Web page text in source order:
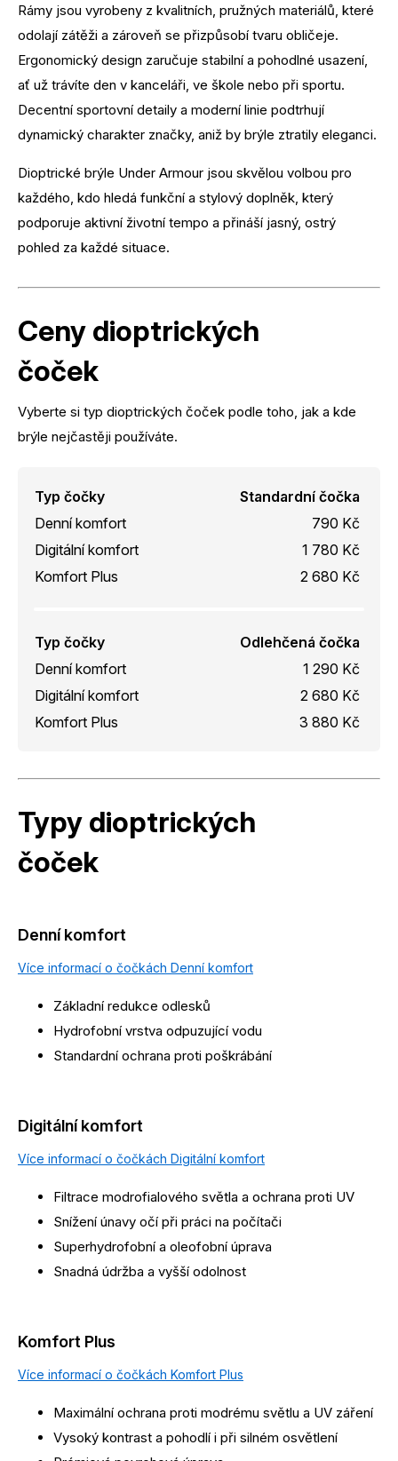
Rámy jsou vyrobeny z kvalitních, pružných materiálů, které
odolají zátěži a zároveň se přizpůsobí tvaru obličeje.
Ergonomický design zaručuje stabilní a pohodlné usazení,
ať už trávíte den v kanceláři, ve škole nebo při sportu.
Decentní sportovní detaily a moderní linie podtrhují
dynamický charakter značky, aniž by brýle ztratily eleganci.
Dioptrické brýle Under Armour jsou skvělou volbou pro
každého, kdo hledá funkční a stylový doplněk, který
podporuje aktivní životní tempo a přináší jasný, ostrý
pohled za každé situace.
Ceny dioptrických
čoček
Vyberte si typ dioptrických čoček podle toho, jak a kde
brýle nejčastěji používáte.
Typ čočky
Standardní čočka
Denní komfort
790 Kč
Digitální komfort
1 780 Kč
Komfort Plus
2 680 Kč
Typ čočky
Odlehčená čočka
Denní komfort
1 290 Kč
Digitální komfort
2 680 Kč
Komfort Plus
3 880 Kč
Typy dioptrických
čoček
Denní komfort
Více informací o čočkách Denní komfort
Základní redukce odlesků
Hydrofobní vrstva odpuzující vodu
Standardní ochrana proti poškrábání
Digitální komfort
Více informací o čočkách Digitální komfort
Filtrace modrofialového světla a ochrana proti UV
Snížení únavy očí při práci na počítači
Superhydrofobní a oleofobní úprava
Snadná údržba a vyšší odolnost
Komfort Plus
Více informací o čočkách Komfort Plus
Maximální ochrana proti modrému světlu a UV záření
Vysoký kontrast a pohodlí i při silném osvětlení